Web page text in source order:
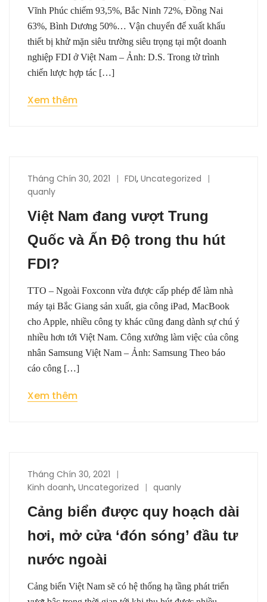
Vĩnh Phúc chiếm 93,5%, Bắc Ninh 72%, Đồng Nai
63%, Bình Dương 50%… Vận chuyển để xuất khẩu
thiết bị khử mặn siêu trường siêu trọng tại một doanh
nghiệp FDI ở Việt Nam – Ảnh: D.S. Trong tờ trình
chiến lược hợp tác […]
Xem thêm
Tháng Chín 30, 2021 FDI, Uncategorized
quanly
Việt Nam đang vượt Trung
Quốc và Ấn Độ trong thu hút
FDI?
TTO – Ngoài Foxconn vừa được cấp phép để làm nhà
máy tại Bắc Giang sản xuất, gia công iPad, MacBook
cho Apple, nhiều công ty khác cũng đang dành sự chú ý
nhiều hơn tới Việt Nam. Công xưởng làm việc của công
nhân Samsung Việt Nam – Ảnh: Samsung Theo báo
cáo công […]
Xem thêm
Tháng Chín 30, 2021
Kinh doanh, Uncategorized quanly
Cảng biển được quy hoạch dài
hơi, mở cửa ‘đón sóng’ đầu tư
nước ngoài
Cảng biển Việt Nam sẽ có hệ thống hạ tầng phát triển